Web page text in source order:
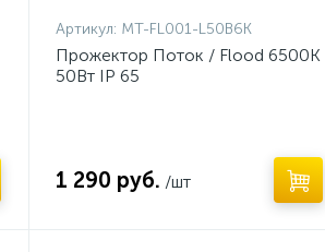
Артикул: MT-FL001-L50B6K
Прожектор Поток / Flood 6500К
50Вт IP 65
1 290 руб. /шт